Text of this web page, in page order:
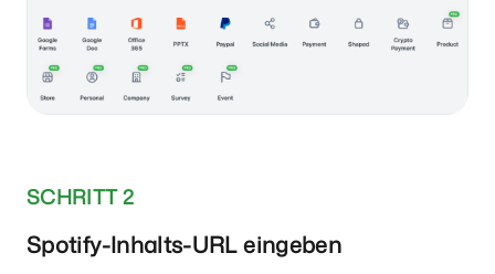
SCHRITT 2
Spotify-Inhalts-URL eingeben